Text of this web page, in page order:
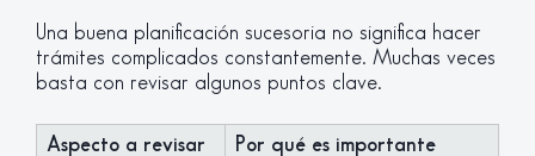
Una buena planificación sucesoria no significa hacer
trámites complicados constantemente. Muchas veces
basta con revisar algunos puntos clave.
Aspecto a revisar Por qué es importante